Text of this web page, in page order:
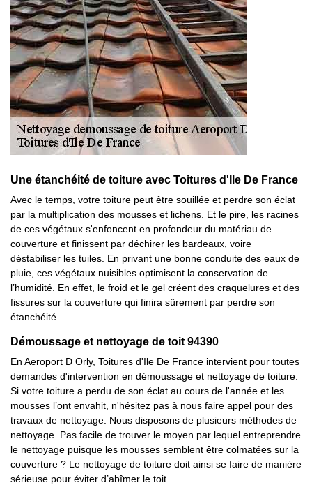
Une étanchéité de toiture avec Toitures d'Ile De France
Avec le temps, votre toiture peut être souillée et perdre son éclat
par la multiplication des mousses et lichens. Et le pire, les racines
de ces végétaux s'enfoncent en profondeur du matériau de
couverture et finissent par déchirer les bardeaux, voire
déstabiliser les tuiles. En privant une bonne conduite des eaux de
pluie, ces végétaux nuisibles optimisent la conservation de
l’humidité. En effet, le froid et le gel créent des craquelures et des
fissures sur la couverture qui finira sûrement par perdre son
étanchéité.
Démoussage et nettoyage de toit 94390
En Aeroport D Orly, Toitures d'Ile De France intervient pour toutes
demandes d'intervention en démoussage et nettoyage de toiture.
Si votre toiture a perdu de son éclat au cours de l'année et les
mousses l’ont envahit, n'hésitez pas à nous faire appel pour des
travaux de nettoyage. Nous disposons de plusieurs méthodes de
nettoyage. Pas facile de trouver le moyen par lequel entreprendre
le nettoyage puisque les mousses semblent être colmatées sur la
couverture ? Le nettoyage de toiture doit ainsi se faire de manière
sérieuse pour éviter d’abîmer le toit.